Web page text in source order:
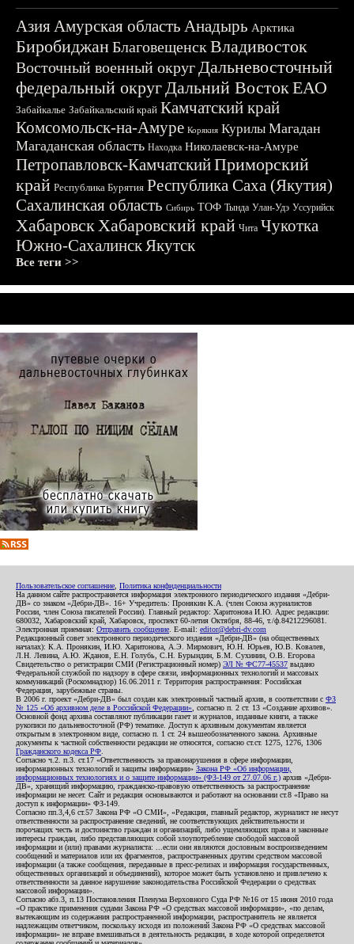
АзияАмурская область Анадырь Арктика
БиробиджанБлаговещенскВладивосток
Восточный военный округДальневосточный
федеральный округДальний ВостокЕАО
Забайкалье Забайкальский край Камчатский край
Комсомольск-на-Амуре Корякия Курилы Магадан
Магаданская область Находка Николаевск-на-Амуре
Петропавловск-КамчатскийПриморский
край Республика Бурятия Республика Саха (Якутия)
Сахалинская область Сибирь ТОФ Тында Улан-Удэ Уссурийск
ХабаровскХабаровский край Чита Чукотка
Южно-СахалинскЯкутск
Все теги >>
Пользовательское соглашение Политика конфиденциальности
На данном сайте распространяется информация электронного периодического издания «Дебри-
ДВ» со знаком «Дебри-ДВ». 16+ Учредитель: Пронякин К.А. (член Союза журналистов
России, член Союза писателей России). Главный редактор: Харитонова И.Ю. Адрес редакции:
680032, Хабаровский край, Хабаровск, проспект 60-летия Октября, 88-46, т./ф.84212296081.
Электронная приемная: Отправить сообщение . E-mail: editor@debri-dv.com
Редакционный совет электронного периодического издания «Дебри-ДВ» (на общественных
началах): К.А. Пронякин, И.Ю. Харитонова, А.Э. Мирмович, Ю.Н. Юрьев, Ю.В. Ковалев,
Л.Н. Левина, А.Ю. Жданов, Е.Н. Голубь, С.Н. Бурындин, Б.М. Сухинин, О.В. Егорова
Свидетельство о регистрации СМИ (Регистрационный номер) ЭЛ № ФС77-45537 выдано
Федеральной службой по надзору в сфере связи, информационных технологий и массовых
коммуникаций (Роскомнадзор) 16.06.2011 г. Территория распространения: Российская
Федерация, зарубежные страны.
В 2006 г. проект «Дебри-ДВ» был создан как электронный частный архив, в соответствии с ФЗ
№ 125 «Об архивном деле в Российской Федерации» , согласно п. 2 ст. 13 «Создание архивов».
Основной фонд архива составляют публикации газет и журналов, изданные книги, а также
рукописи по дальневосточной (РФ) тематике. Доступ к архивным документам является
открытым в электронном виде, согласно п. 1 ст. 24 вышеобозначенного закона. Архивные
документы к частной собственности редакции не относятся, согласно ст.ст. 1275, 1276, 1306
Гражданского кодекса РФ
Согласно ч.2. п.3. ст.17 «Ответственность за правонарушения в сфере информации,
информационных технологий и защиты информации» Закона РФ «Об информации,
информационных технологиях и о защите информации» (ФЗ-149 от 27.07.06 г.) архив «Дебри-
ДВ», хранящий информацию, гражданско-правовую ответственность за распространение
информации не несет. Сайт и редакция основываются и работают на основании ст.8 «Право на
доступ к информации» ФЗ-149.
Согласно пп.3,4,6 ст.57 Закона РФ «О СМИ», «Редакция, главный редактор, журналист не несут
ответственности за распространение сведений, не соответствующих действительности и
порочащих честь и достоинство граждан и организаций, либо ущемляющих права и законные
интересы граждан, либо представляющих собой злоупотребление свободой массовой
информации и (или) правами журналиста: ...если они являются дословным воспроизведением
сообщений и материалов или их фрагментов, распространенных другим средством массовой
информации (а также сообщения, переданные в пресс-релизах и информация государственных,
общественных организаций и объединений), которое может быть установлено и привлечено к
ответственности за данное нарушение законодательства Российской Федерации о средствах
массовой информации».
Согласно абз.3, п.13 Постановления Пленума Верховного Суда РФ №16 от 15 июня 2010 года
«О практике применения судами Закона РФ «О средствах массовой информации», «по делам,
вытекающим из содержания распространенной информации, распространитель не является
надлежащим ответчиком, поскольку исходя из положений Закона РФ «О средствах массовой
информации» не вправе вмешиваться в деятельность редакции, в ходе которой определяется